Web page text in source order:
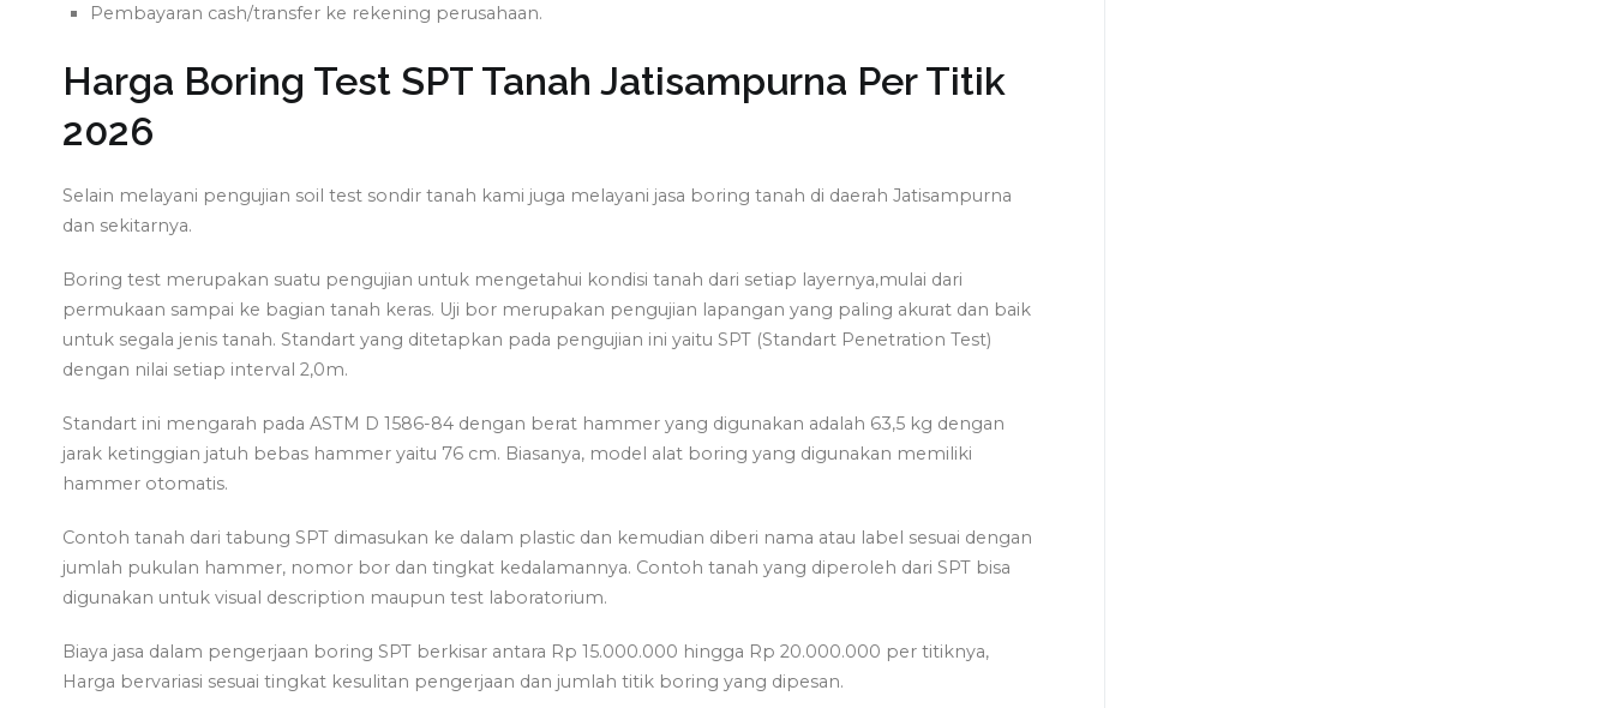
Pembayaran cash/transfer ke rekening perusahaan.
Harga Boring Test SPT Tanah Jatisampurna Per Titik
2026
Selain melayani pengujian soil test sondir tanah kami juga melayani jasa boring tanah di daerah Jatisampurna
dan sekitarnya.
Boring test merupakan suatu pengujian untuk mengetahui kondisi tanah dari setiap layernya,mulai dari
permukaan sampai ke bagian tanah keras. Uji bor merupakan pengujian lapangan yang paling akurat dan baik
untuk segala jenis tanah. Standart yang ditetapkan pada pengujian ini yaitu SPT (Standart Penetration Test)
dengan nilai setiap interval 2,0m.
Standart ini mengarah pada ASTM D 1586-84 dengan berat hammer yang digunakan adalah 63,5 kg dengan
jarak ketinggian jatuh bebas hammer yaitu 76 cm. Biasanya, model alat boring yang digunakan memiliki
hammer otomatis.
Contoh tanah dari tabung SPT dimasukan ke dalam plastic dan kemudian diberi nama atau label sesuai dengan
jumlah pukulan hammer, nomor bor dan tingkat kedalamannya. Contoh tanah yang diperoleh dari SPT bisa
digunakan untuk visual description maupun test laboratorium.
Biaya jasa dalam pengerjaan boring SPT berkisar antara Rp 15.000.000 hingga Rp 20.000.000 per titiknya,
Harga bervariasi sesuai tingkat kesulitan pengerjaan dan jumlah titik boring yang dipesan.